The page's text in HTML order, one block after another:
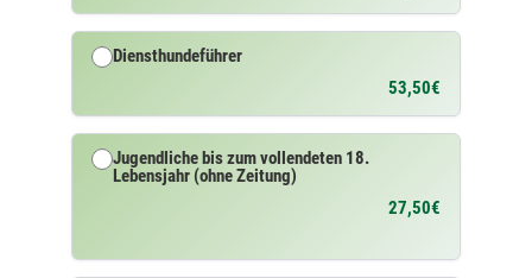
Diensthundeführer
53,50€
Jugendliche bis zum vollendeten 18.
Lebensjahr (ohne Zeitung)
27,50€